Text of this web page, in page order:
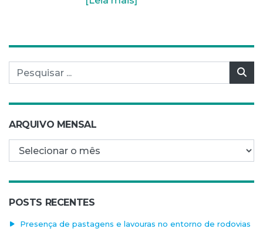
Pesquisar por:
ARQUIVO MENSAL
Arquivo mensal
POSTS RECENTES
Presença de pastagens e lavouras no entorno de rodovias